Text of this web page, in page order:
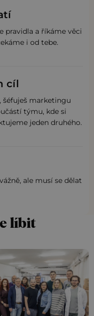
pravidla a říkáme věci
i od tebe.
cíl
, šéfuješ marketingu
týmu, kde si
jeden druhého.
ale musí se dělat
líbit